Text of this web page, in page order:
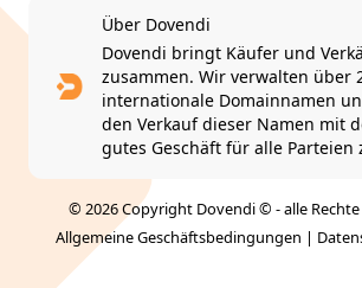
Über Dovendi
Dovendi bringt Käufer und
zusammen. Wir verwalten über
internationale Domainnamen
den Verkauf dieser Namen mit
gutes Geschäft für alle Parteien
© 2026 Copyright Dovendi © - alle
Allgemeine Geschäftsbedingungen |